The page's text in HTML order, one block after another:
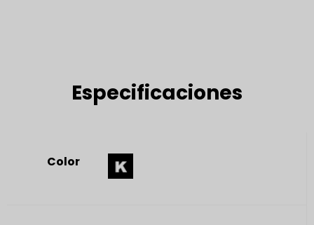
Especificaciones
Color